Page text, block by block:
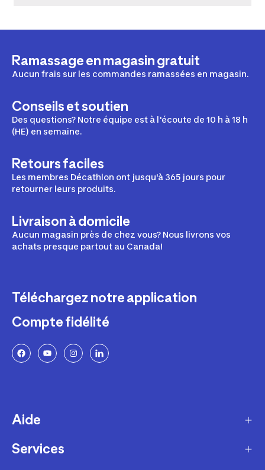
Ramassage en magasin gratuit
Aucun frais sur les commandes ramassées en magasin.
Conseils et soutien
Des questions? Notre équipe est à l'écoute de 10 h à 18 h
(HE) en semaine.
Retours faciles
Les membres Décathlon ont jusqu'à 365 jours pour
retourner leurs produits.
Livraison à domicile
Aucun magasin près de chez vous? Nous livrons vos
achats presque partout au Canada!
Téléchargez notre application
Compte fidélité
Aide
Livraison
Services